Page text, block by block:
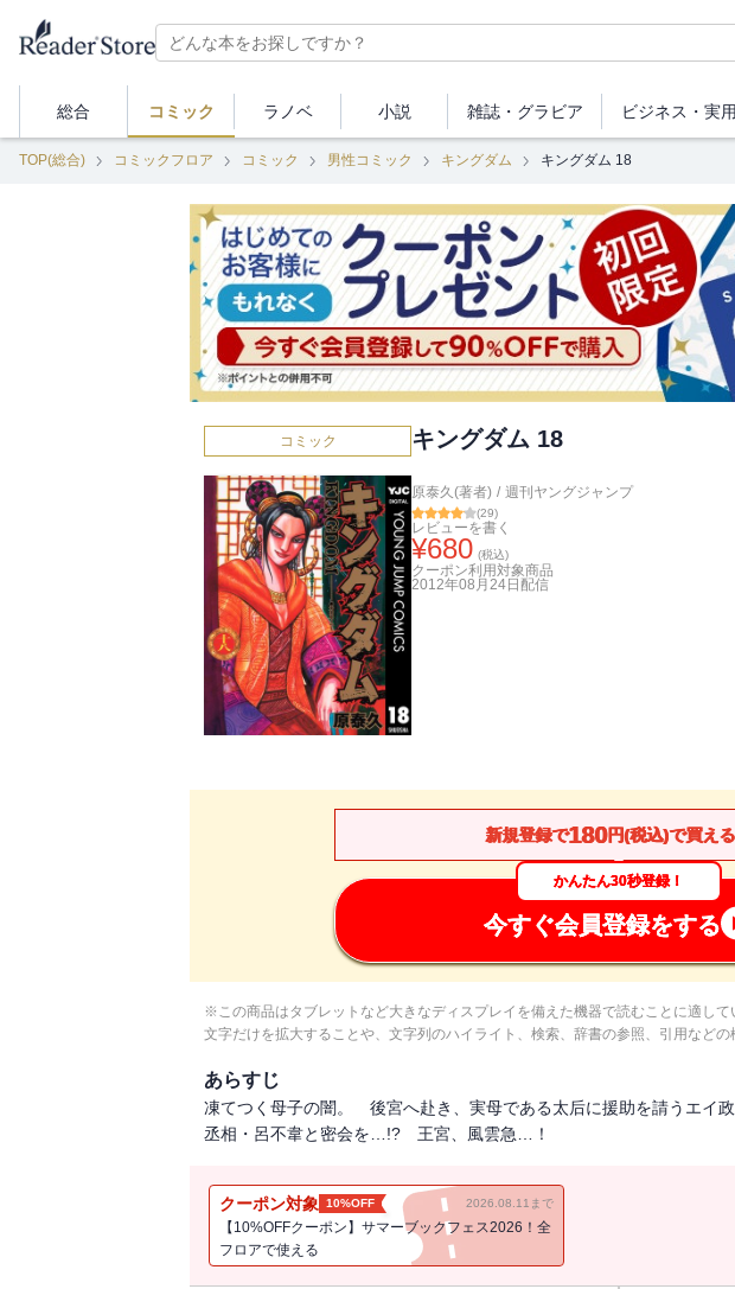
総合 コミック ラノベ 小説 雑誌・ グラビア ビジネス ・実用
TOP(総合) コミックフロア コミック 男性コミック キングダム キングダム 18
コミック キングダム 18
原泰久(著者) / 週刊ヤングジャンプ
(29)
レビューを書く
¥680 (税込)
クーポン利用対象商品
2012年08月24日 配信
新規登録で180円(税込)で買える
かんたん30秒登録！
今すぐ会員登録をする
※この商品はタブレットなど大きなディスプレイを備えた機器で読むことに適して
文字だけを拡大することや、文字列のハイライト、検索、辞書の参照、引用などの
あらすじ
凍てつく母子の闇。 後宮へ赴き、実母である太后に援助を請うエイ
丞相・呂不韋と密会を…!? 王宮、風雲急…！
クーポン対象 10%OFF 2026.08.11まで
【10%OFFクーポン】サマーブックフェス2026！全
フロアで使える